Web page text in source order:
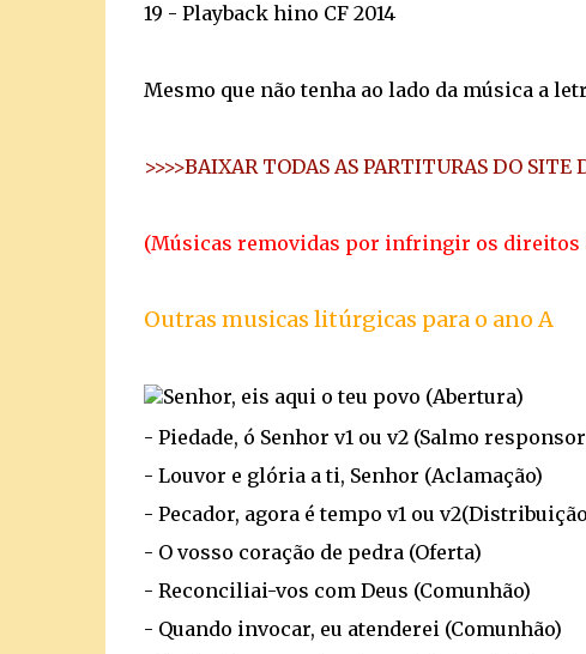
19 - Playback hino CF 2014
Mesmo que não tenha ao lado da música a
>>>>BAIXAR TODAS AS PARTITURAS DO SITE
(Músicas removidas por infringir os direitos
Outras musicas litúrgicas para o ano A
Senhor, eis aqui o teu povo (Abertura)
- Piedade, ó Senhor v1 ou v2 (Salmo
- Louvor e glória a ti, Senhor (Aclamação)
- Pecador, agora é tempo v1 ou
- O vosso coração de pedra (Oferta)
- Reconciliai-vos com Deus (Comunhão)
- Quando invocar, eu atenderei (Comunhão)